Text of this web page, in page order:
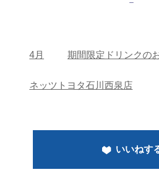
－
4月 期間限定ドリンクの
ネッツトヨタ石川西泉店
いいねす